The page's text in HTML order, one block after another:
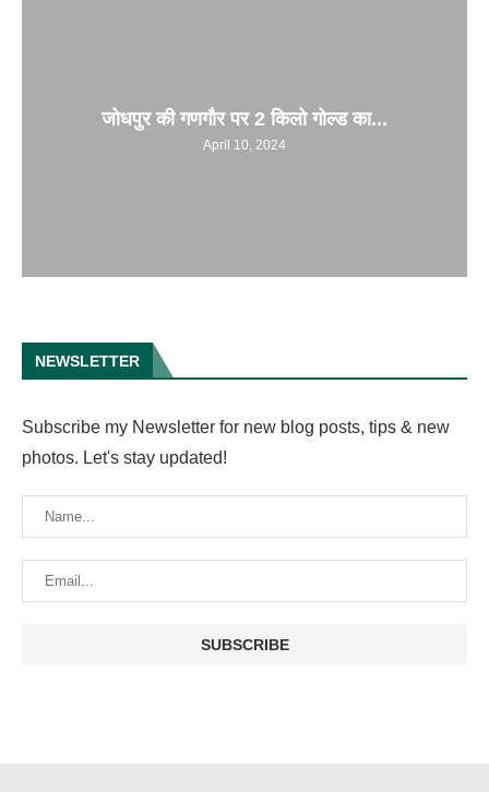
जोधपुर की गणगौर पर 2 किलो गोल्ड का...
April 10, 2024
NEWSLETTER
Subscribe my Newsletter for new blog posts, tips & new
photos. Let's stay updated!